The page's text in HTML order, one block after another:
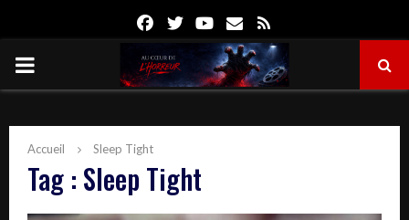
FacebookTwitterYoutube
Email
PRIMARY
Accueil Sleep Tight
Tag : Sleep Tight